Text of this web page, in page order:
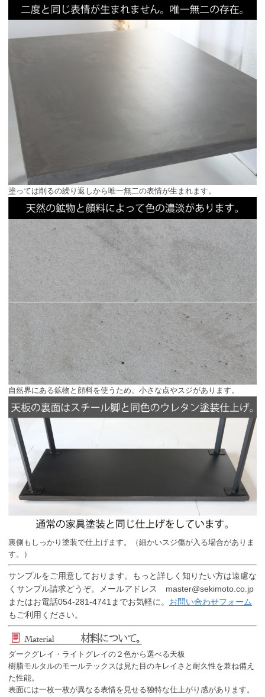
塗っては削るの繰り返しから唯一無二の表情が生まれます。
自然界にある鉱物と顔料を使うため、小さな点やスジがあります。
裏側もしっかり塗装で仕上げます。（細かいスジ傷が入る場合がありま
す。）
サンプルをご用意しております。もっと詳しく知りたい方は遠慮な
くサンプル請求どうぞ。メールアドレス master@sekimoto.co.jp
またはお電話054-281-4741までお気軽に。 お問い合わせフォーム
もご利用ください。
ダークグレイ・ライトグレイの２色から選べる天板
樹脂モルタルのモールテックスは見た目のキレイさと耐久性を兼ね備え
た性能。
表面には一枚一枚が異なる表情を見せる独特な仕上がり感があります。